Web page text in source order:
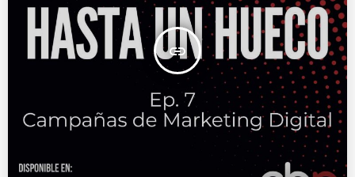
insert_link